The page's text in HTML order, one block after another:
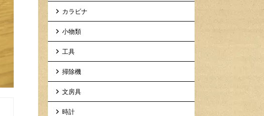
カラビナ
小物類
工具
掃除機
文房具
時計